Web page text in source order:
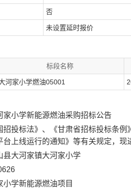
否
未设置延时报价
标段名称
河家小学燃油05001
家小学新能源燃油采购招标公告
招投标法》、《甘肃省招标投标条
台上线运行的通知》等有关规定，
县大河家镇大河家小学
小学新能源燃油项目